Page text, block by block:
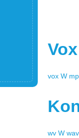
Vox
vox W
wv W wav